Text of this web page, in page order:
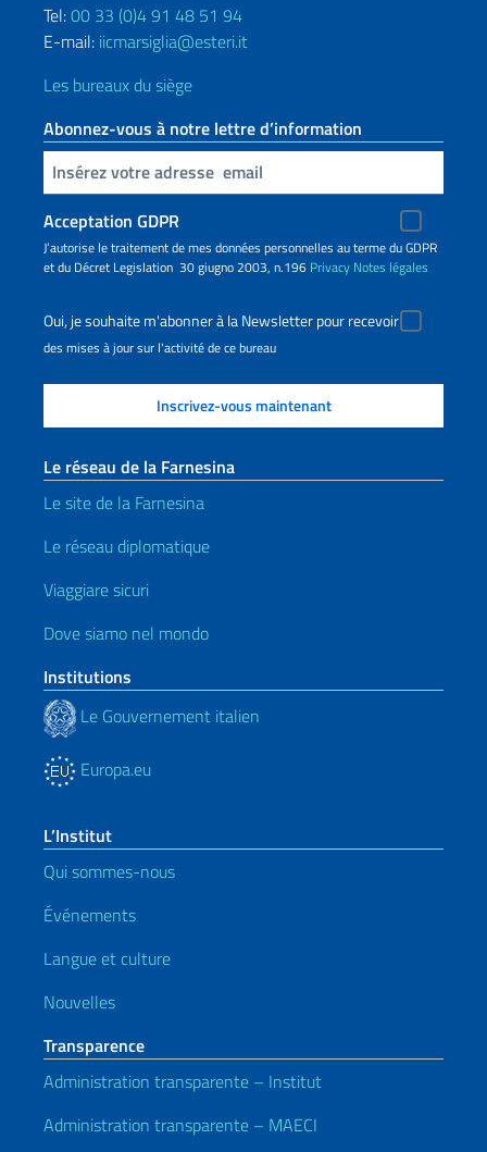
Tel:00 33 (0)4 91 48 51 94
E-mail: iicmarsiglia@esteri.it
Les bureaux du siège
Abonnez-vous à notre lettre d’information
Insert your email
Acceptation GDPR
J’autorise le traitement de mes données personnelles au terme du GDPR
et du Décret Legislation 30 giugno 2003, n.196 Privacy Notes légales
Oui, je souhaite m'abonner à la Newsletter pour recevoir
des mises à jour sur l'activité de ce bureau
Le réseau de la Farnesina
Le site de la Farnesina
Le réseau diplomatique
Viaggiare sicuri
Dove siamo nel mondo
Institutions
Le Gouvernement italien
Europa.eu
L’Institut
Qui sommes-nous
Événements
Langue et culture
Nouvelles
Transparence
Administration transparente – Institut
Administration transparente – MAECI